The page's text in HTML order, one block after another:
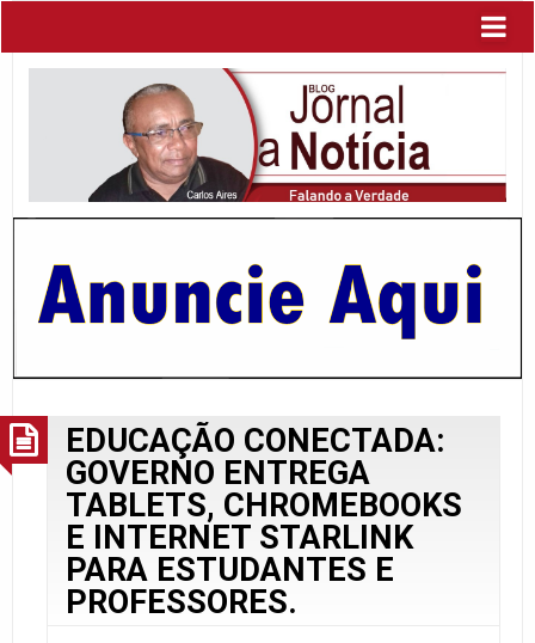
EDUCAÇÃO CONECTADA:
GOVERNO ENTREGA
TABLETS, CHROMEBOOKS
E INTERNET STARLINK
PARA ESTUDANTES E
PROFESSORES.